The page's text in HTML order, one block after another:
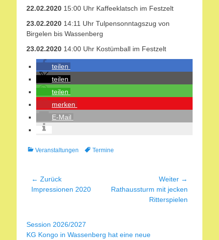
22.02.2020 15:00 Uhr Kaffeeklatsch im Festzelt
23.02.2020 14:11 Uhr Tulpensonntagszug von
Birgelen bis Wassenberg
23.02.2020 14:00 Uhr Kostümball im Festzelt
teilen
teilen
teilen
merken
E-Mail
Kategorien
Veranstaltungen Schlagworte
Termine
Beitragsnavigation
← Zurück
Vorheriger
Impressionen 2020
Weiter →
Nächster
Rathaussturm mit jecken
Ritterspielen
Session 2026/2027
KG Kongo in Wassenberg hat eine neue